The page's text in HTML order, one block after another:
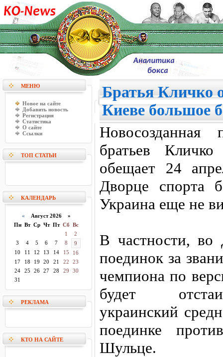
МЕНЮ
Новое на сайте
Добавить новость
Регистрация
Статистика
О сайте
Ссылки
ТОП СТАТЬИ
КАЛЕНДАРЬ
« Август 2026 »
Пн Вт Ср Чт Пт Сб Вс
1
2
3
4 5 6 7 8
9
10
11 12 13 14 15
16
17
18 19 20 21 22
23
24
25 26 27 28 29
30
31
РЕКЛАМА
КТО НА САЙТЕ
Братья Кличко
Киеве большое
Новосозданная
братьев
обещает 24
Дворце спорта
Украина еще не
В частности, во
поединок за
чемпиона по
будет
украинский
поединке
Шульце.